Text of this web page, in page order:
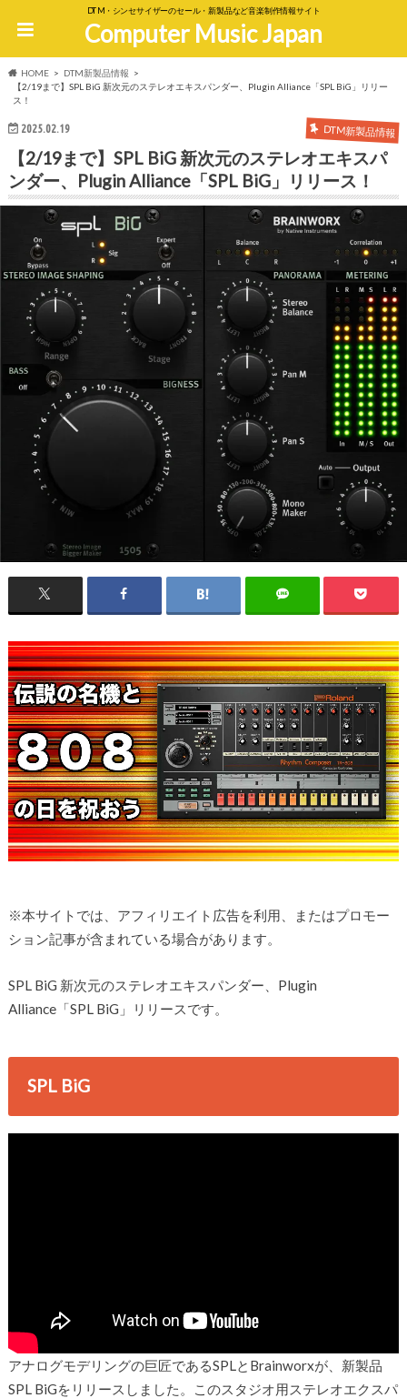
DTM・シンセサイザーのセール・新製品など音楽制作情報サイト
Computer Music Japan
HOME
DTM新製品情報
【2/19まで】SPL BiG 新次元のステレオエキスパンダー、Plugin Alliance「SPL BiG」リリー
ス！
2025.02.19 DTM新製品情報
【2/19まで】SPL BiG 新次元のステレオエキスパ
ンダー、Plugin Alliance「SPL BiG」リリース！
※本サイトでは、アフィリエイト広告を利用、またはプロモー
ション記事が含まれている場合があります。
SPL BiG 新次元のステレオエキスパンダー、Plugin
Alliance「SPL BiG」リリースです。
SPL BiG
アナログモデリングの巨匠であるSPLとBrainworxが、新製品
SPL BiGをリリースしました。このスタジオ用ステレオエクスパ